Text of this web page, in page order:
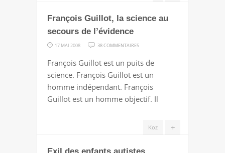
François Guillot, la science au
secours de l’évidence
17 MAI 2008 38 COMMENTAIRES
GUILLOT,
LA
SCIENCE
AU
François Guillot est un puits de
science. François Guillot est un
homme indépendant. François
Guillot est un homme objectif. Il
+
Koz
Exil des enfants autistes,